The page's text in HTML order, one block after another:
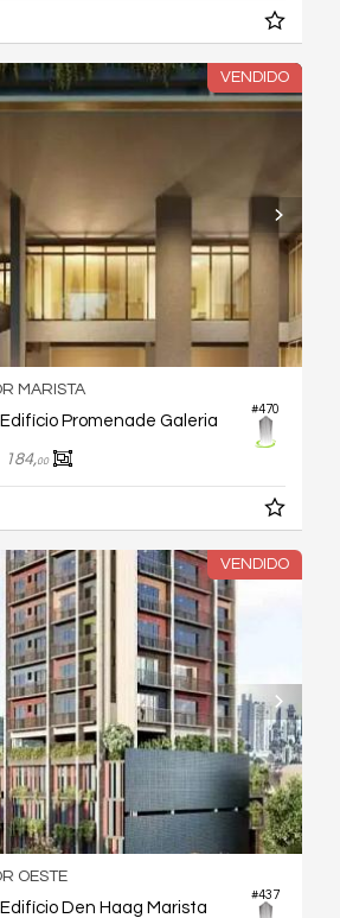
VENDIDO
#470
MARISTA
Promenade Galeria
184,00
VENDIDO
#437
OESTE
Den Haag Marista